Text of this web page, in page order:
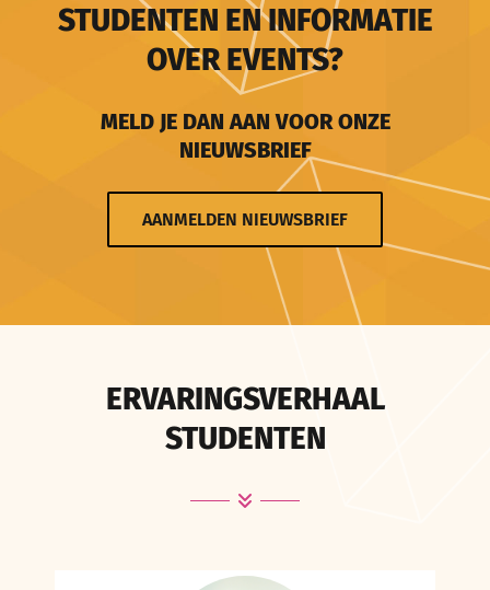
STUDENTEN EN INFORMATIE
OVER EVENTS?
MELD JE DAN AAN VOOR ONZE
NIEUWSBRIEF
AANMELDEN NIEUWSBRIEF
ERVARINGSVERHAAL
STUDENTEN